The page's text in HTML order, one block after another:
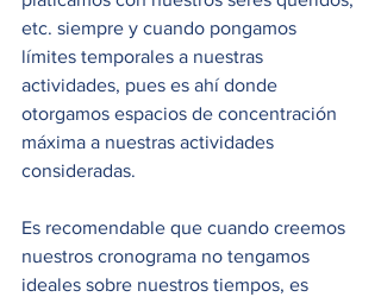
etc. siempre y cuando pongamos
límites temporales a nuestras
actividades, pues es ahí donde
otorgamos espacios de concentración
máxima a nuestras actividades
consideradas.
Es recomendable que cuando creemos
nuestros cronograma no tengamos
ideales sobre nuestros tiempos, es